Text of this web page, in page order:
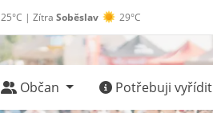
25°C | Zítra Soběslav 29°C
Občan Potřebuji vyřídit